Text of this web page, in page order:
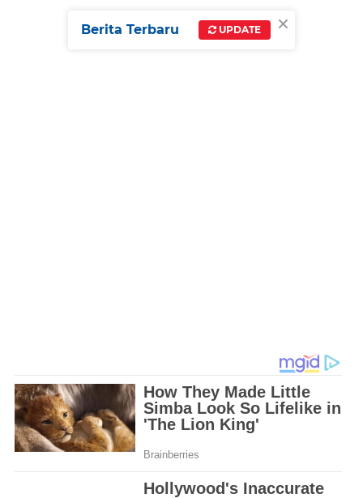
×
Berita Terbaru UPDATE